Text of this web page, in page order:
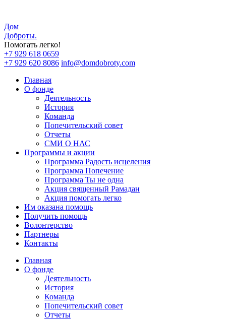
Дом
Доброты.
Помогать легко!
+7 929 618 0659
+7 929 620 8086 info@domdobroty.com
Главная
О фонде
Деятельность
История
Команда
Попечительский совет
Отчеты
СМИ О НАС
Программы и акции
Программа Радость исцеления
Программа Попечение
Программа Ты не одна
Акция священный Рамадан
Акция помогать легко
Им оказана помощь
Получить помощь
Волонтерство
Партнеры
Контакты
Главная
О фонде
Деятельность
История
Команда
Попечительский совет
Отчеты